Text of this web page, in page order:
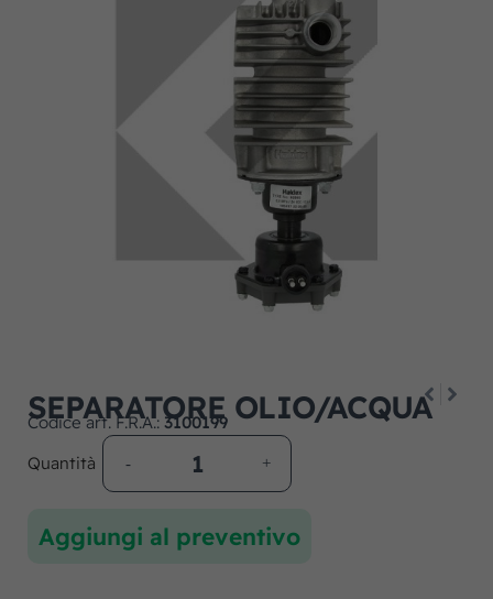
SEPARATORE OLIO/ACQUA
Codice art. F.R.A.: 3100199
Quantità
Aggiungi al preventivo